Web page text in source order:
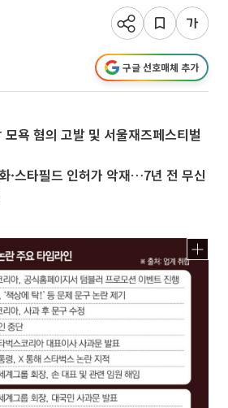
구글 선호매체 추가
욕 혐의 고발 및 서울재즈페스티벌
·스타필드 인허가 악재…7년 전 무신